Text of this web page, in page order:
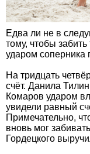
Едва ли не в
тому, чтобы
ударом соперника
На тридцать
счёт. Данила
Комаров ударом
увидели равный
Примечательно,
вновь мог
Гордецкого